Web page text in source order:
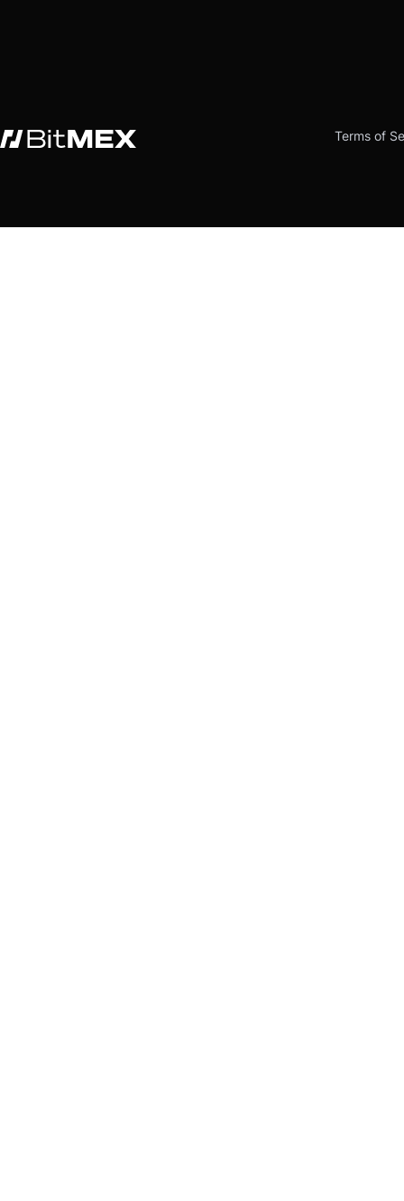
Terms of